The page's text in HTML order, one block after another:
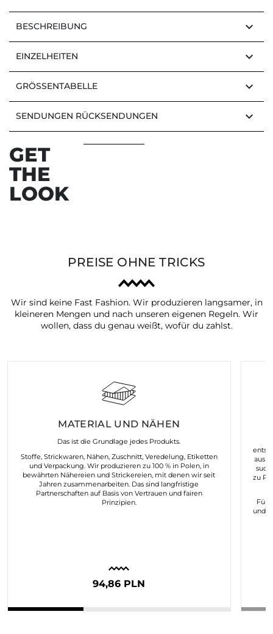
BESCHREIBUNG keyboard_arrow_down
EINZELHEITEN keyboard_arrow_down
GRÖSSENTABELLE keyboard_arrow_down
SENDUNGEN RÜCKSENDUNGEN keyboard_arrow_down
GET
THE
LOOK
PREISE OHNE TRICKS
Wir sind keine Fast Fashion. Wir produzieren langsamer, in
kleineren Mengen und nach unseren eigenen Regeln. Wir
wollen, dass du genau weißt, wofür du zahlst.
MATERIAL UND NÄHEN
Das ist die Grundlage jedes Produkts.
Stoffe, Strickwaren, Nähen, Zuschnitt, Veredelung, Etiketten
und Verpackung. Wir produzieren zu 100 % in Polen, in
bewährten Nähereien und Strickereien, mit denen wir seit
Jahren zusammenarbeiten. Das sind langfristige
Partnerschaften auf Basis von Vertrauen und fairen
Prinzipien.
94,86 PLN
aus
zu
Für
und